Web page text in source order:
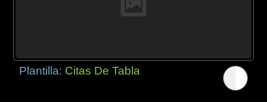
Plantilla: Citas De Tabla